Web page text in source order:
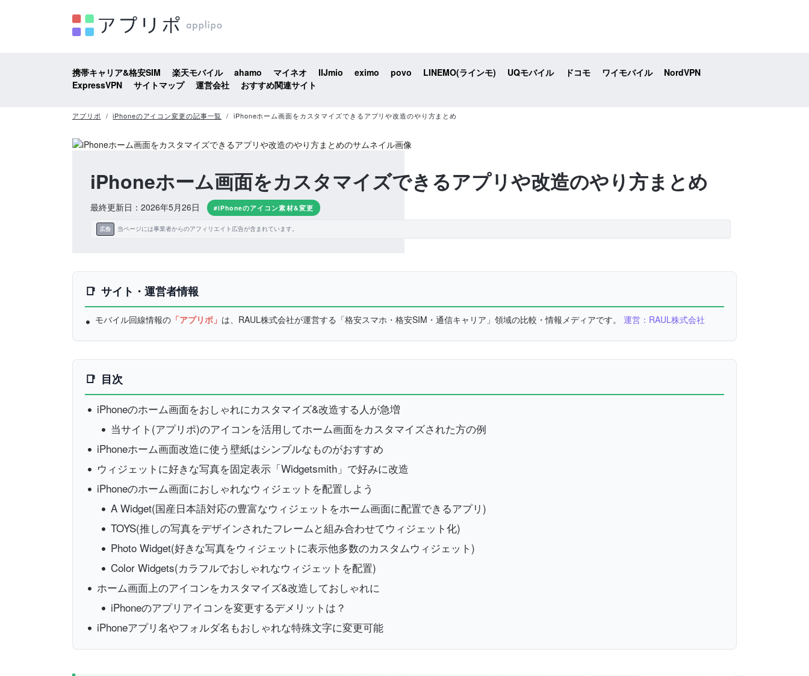
携帯キャリア&格安SIM 楽天モバイル ahamo マイネオ IIJmio eximo povo LINEMO(ラインモ) UQモバイル ドコモ ワイモバイル
NordVPN
ExpressVPN
サイトマップ 運営会社 おすすめ関連サイト
アプリポ iPhoneのアイコン変更の記事一覧 iPhoneホーム画面をカスタマイズできるアプリや改造のやり方まとめ
iPhoneホーム画面をカスタマイズできるアプリや改造のやり方まとめ
最終更新日：2026年5月26日 #iPhoneのアイコン素材&変更
広告 当ページには事業者からのアフィリエイト広告が含まれています。
サイト・運営者情報
モバイル回線情報の 「アプリポ」 は、RAUL株式会社が運営する「格安スマホ・格安SIM・通信キャリア」領域の比較・情報メディアです。 運営：RAUL株式会社
目次
iPhoneのホーム画面をおしゃれにカスタマイズ&改造する人が急増
当サイト(アプリポ)のアイコンを活用してホーム画面をカスタマイズされた方の例
iPhoneホーム画面改造に使う壁紙はシンプルなものがおすすめ
ウィジェットに好きな写真を固定表示「Widgetsmith」で好みに改造
iPhoneのホーム画面におしゃれなウィジェットを配置しよう
A Widget(国産日本語対応の豊富なウィジェットをホーム画面に配置できるアプリ)
TOYS(推しの写真をデザインされたフレームと組み合わせてウィジェット化)
Photo Widget(好きな写真をウィジェットに表示他多数のカスタムウィジェット)
Color Widgets(カラフルでおしゃれなウィジェットを配置)
ホーム画面上のアイコンをカスタマイズ&改造しておしゃれに
iPhoneのアプリアイコンを変更するデメリットは？
iPhoneアプリ名やフォルダ名もおしゃれな特殊文字に変更可能